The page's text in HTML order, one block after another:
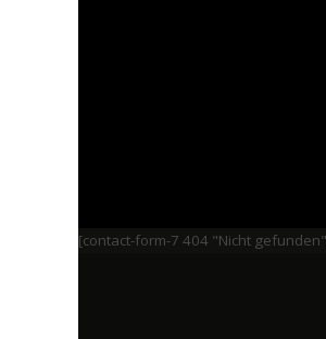
[contact-form-7 404 "Nicht